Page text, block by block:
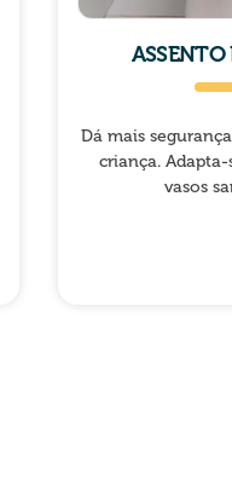
ASSENTO
Dá mais
criança.
vasos